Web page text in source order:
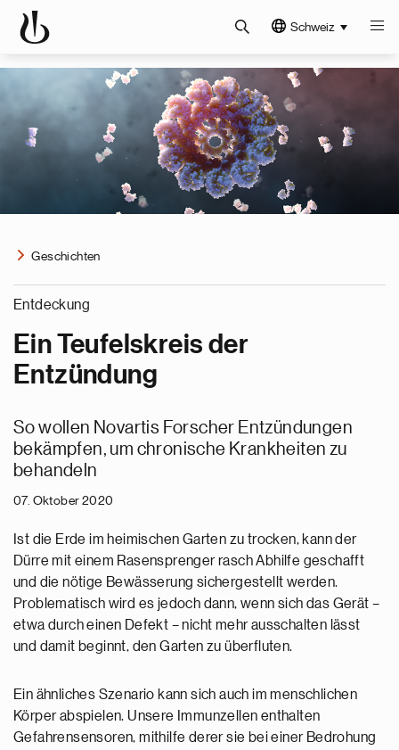
Schweiz
Geschichten
Entdeckung
Ein Teufelskreis der
Entzündung
So wollen Novartis Forscher Entzündungen
bekämpfen, um chronische Krankheiten zu
behandeln
07. Oktober 2020
Ist die Erde im heimischen Garten zu trocken, kann der
Dürre mit einem Rasensprenger rasch Abhilfe geschafft
und die nötige Bewässerung sichergestellt werden.
Problematisch wird es jedoch dann, wenn sich das Gerät –
etwa durch einen Defekt – nicht mehr ausschalten lässt
und damit beginnt, den Garten zu überfluten.
Ein ähnliches Szenario kann sich auch im menschlichen
Körper abspielen. Unsere Immunzellen enthalten
Gefahrensensoren, mithilfe derer sie bei einer Bedrohung